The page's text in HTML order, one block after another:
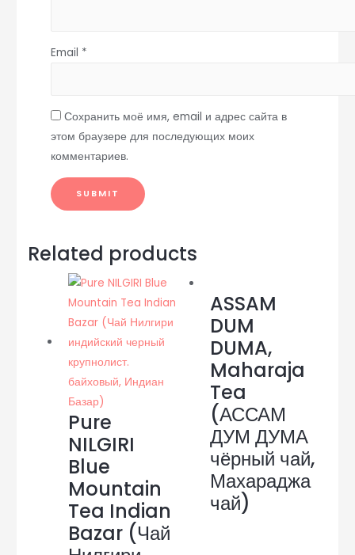
Email *
Сохранить моё имя, email и адрес сайта в
этом браузере для последующих моих
комментариев.
Related products
Pure
NILGIRI
Blue
Mountain
Tea Indian
Bazar (Чай
ASSAM
DUM
DUMA,
Maharaja
Tea
(АССАМ
ДУМ ДУМА
чёрный чай,
Махараджа
чай)